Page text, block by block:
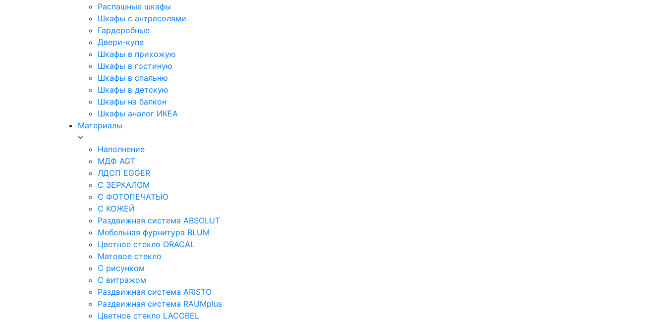
Распашные шкафы
Шкафы с антресолями
Гардеробные
Двери-купе
Шкафы в прихожую
Шкафы в гостиную
Шкафы в спальню
Шкафы в детскую
Шкафы на балкон
Шкафы аналог ИКЕА
Материалы
Наполнение
МДФ AGT
ЛДСП EGGER
С ЗЕРКАЛОМ
С ФОТОПЕЧАТЬЮ
С КОЖЕЙ
Раздвижная система ABSOLUT
Мебельная фурнитура BLUM
Цветное стекло ORACAL
Матовое стекло
C рисунком
C витражом
Раздвижная система ARISTO
Раздвижная система RAUMplus
Цветное стекло LACOBEL